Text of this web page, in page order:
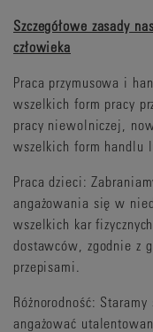
Szczegółowe zasady
człowieka
Praca przymusowa i
wszelkich form pracy
pracy niewolniczej,
wszelkich form handlu
Praca dzieci:
angażowania się w
wszelkich kar
dostawców, zgodnie z
przepisami.
Różnorodność:
angażować